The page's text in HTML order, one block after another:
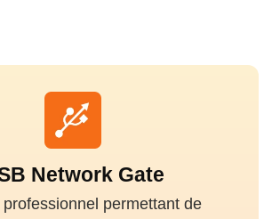
Network Gate
professionnel permettant de